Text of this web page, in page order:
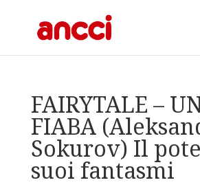
FAIRYTALE –
FIABA
Sokurov) Il
suoi fantasmi